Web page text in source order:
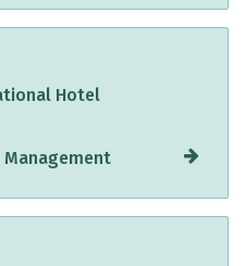
Hotel